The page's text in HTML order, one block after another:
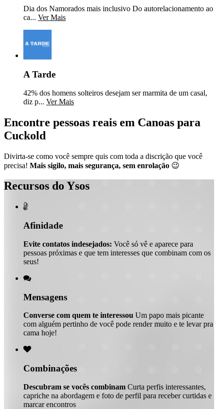
Dia dos Namorados mais inclusivo Do autorelacionamento ao
ca... Ver Mais
A Tarde
42% dos homens solteiros desejam ser marmita de um casal,
diz p... Ver Mais
Encontre pessoas reais em Canoas para
Cuckold
Divirta-se como você sempre quis com toda a discrição que você
precisa! Mais sigilo, mais segurança, sem enrolação 😉
Recursos do Ysos

Afinidade
Evite contatos indesejados: Você só vê e aparece para
pessoas próximas e que tem interesses que combinam com os
seus!

Mensagens
Converse com quem te interessou Um papo mais picante
com alguém pertinho de você pode render muito e te levar pra
cama hoje!

Combinações
Descubram se vocês combinam Curta perfis interessantes,
capriche na abordagem e foto de perfil para receber curtidas e
marcar encontros